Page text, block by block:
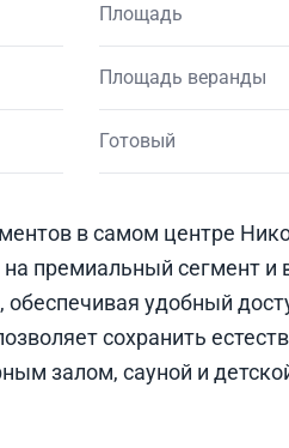
Площадь
Площадь веранды
Готовый
в самом центре
премиальный сегмент
удобный
сохранить
залом, сауной и